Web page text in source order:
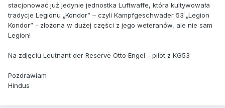
stacjonować już jedynie jednostka Luftwaffe, która kultywowała
tradycje Legionu „Kondor” – czyli Kampfgeschwader 53 „Legion
Kondor” - złożona w dużej części z jego weteranów, ale nie sam
Legion!
Na zdjęciu Leutnant der Reserve Otto Engel - pilot z KG53
Pozdrawiam
Hindus